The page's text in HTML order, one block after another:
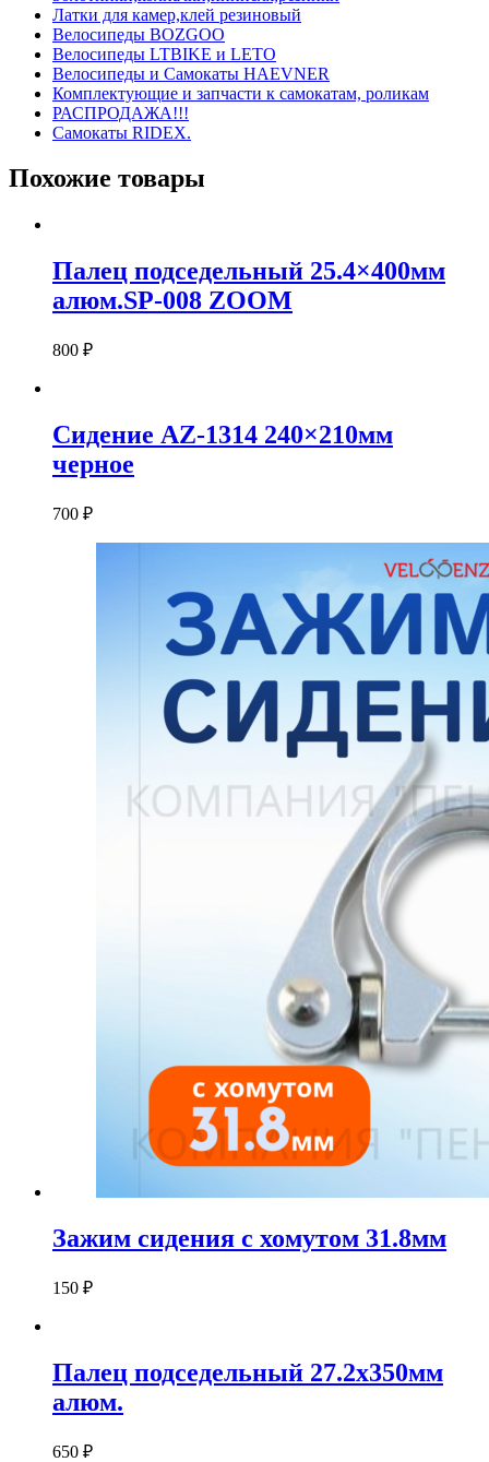
Латки для камер,клей резиновый
Велосипеды BOZGOO
Велосипеды LTBIKE и LETO
Велосипеды и Самокаты HAEVNER
Комплектующие и запчасти к самокатам, роликам
РАСПРОДАЖА!!!
Самокаты RIDEX.
Похожие товары
Палец подседельный 25.4×400мм
алюм.SP-008 ZOOM
800 ₽
Сидение AZ-1314 240×210мм
черное
700 ₽
Зажим сидения с хомутом 31.8мм
150 ₽
Палец подседельный 27.2х350мм
алюм.
650 ₽